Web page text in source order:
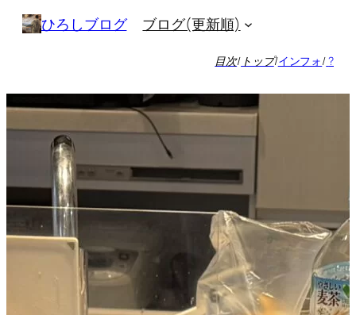
キ
ッ
プ
ひろしブログ ブログ(更新順)
目次/ トップ/インフォ/?